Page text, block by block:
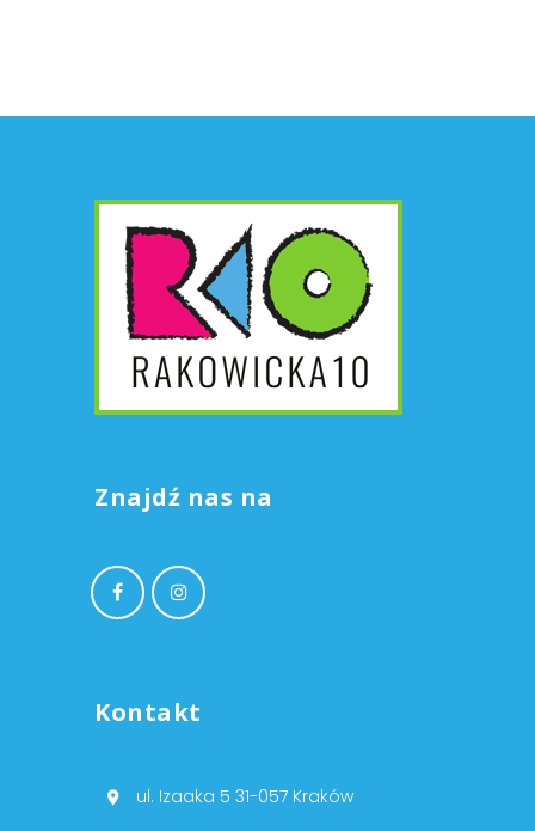
Znajdź nas na
Kontakt
ul. Izaaka 5 31-057 Kraków